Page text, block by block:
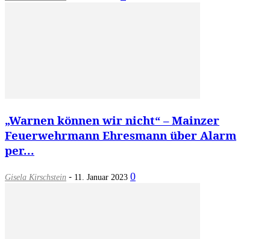
„Warnen können wir nicht“ – Mainzer
Feuerwehrmann Ehresmann über Alarm
per...
Gisela Kirschstein - 11. Januar 2023 0